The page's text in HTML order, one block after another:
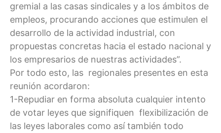
gremial a las casas sindicales y a los ámbitos de
empleos, procurando acciones que estimulen el
desarrollo de la actividad industrial, con
propuestas concretas hacia el estado nacional y
los empresarios de nuestras actividades”.
Por todo esto, las regionales presentes en esta
reunión acordaron:
1-Repudiar en forma absoluta cualquier intento
de votar leyes que signifiquen flexibilización de
las leyes laborales como así también todo